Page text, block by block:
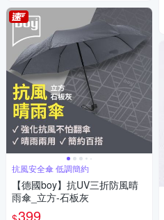
抗風安全傘 低調簡約
【德國boy】抗UV三折防風晴
雨傘_立方-石板灰
399